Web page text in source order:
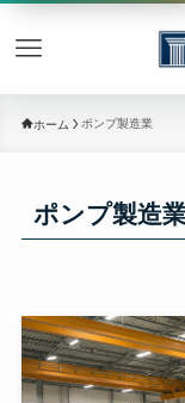
ホーム ポンプ製造業
ポンプ製造